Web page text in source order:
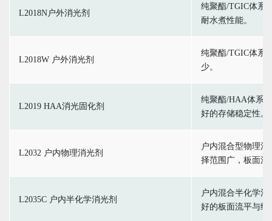
L2018N户外消光剂
纯聚酯/TGIC体系
耐水煮性能。
L2018W 户外消光剂
纯聚酯/TGIC体系
少。
L2019 HAA消光固化剂
纯聚酯/HAA体系
好的存储稳定性。
L2032 户内物理消光剂
户内混合型物理
择范围广，板面流
L2035C 户内半化学消光剂
户内混合半化学
好的板面流平与细